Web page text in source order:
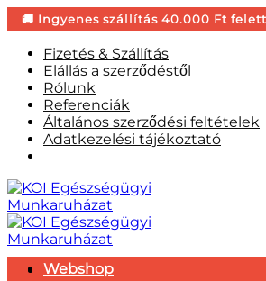
content
Fizetés & Szállítás
Elállás a szerződéstől
Rólunk
Referenciák
Általános szerződési feltételek
Adatkezelési tájékoztató
Webshop